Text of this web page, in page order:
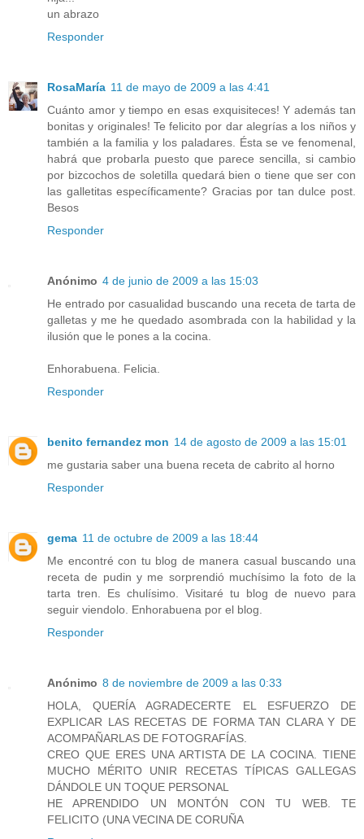
un abrazo
Responder
RosaMaría 11 de mayo de 2009 a las 4:41
Cuánto amor y tiempo en esas exquisiteces! Y además tan
bonitas y originales! Te felicito por dar alegrías a los niños y
también a la familia y los paladares. Ésta se ve fenomenal,
habrá que probarla puesto que parece sencilla, si cambio
por bizcochos de soletilla quedará bien o tiene que ser con
las galletitas específicamente? Gracias por tan dulce post.
Besos
Responder
Anónimo 4 de junio de 2009 a las 15:03
He entrado por casualidad buscando una receta de tarta de
galletas y me he quedado asombrada con la habilidad y la
ilusión que le pones a la cocina.
Enhorabuena. Felicia.
Responder
benito fernandez mon 14 de agosto de 2009 a las 15:01
me gustaria saber una buena receta de cabrito al horno
Responder
gema 11 de octubre de 2009 a las 18:44
Me encontré con tu blog de manera casual buscando una
receta de pudin y me sorprendió muchísimo la foto de la
tarta tren. Es chulísimo. Visitaré tu blog de nuevo para
seguir viendolo. Enhorabuena por el blog.
Responder
Anónimo 8 de noviembre de 2009 a las 0:33
HOLA, QUERÍA AGRADECERTE EL ESFUERZO DE
EXPLICAR LAS RECETAS DE FORMA TAN CLARA Y DE
ACOMPAÑARLAS DE FOTOGRAFÍAS.
CREO QUE ERES UNA ARTISTA DE LA COCINA. TIENE
MUCHO MÉRITO UNIR RECETAS TÍPICAS GALLEGAS
DÁNDOLE UN TOQUE PERSONAL
HE APRENDIDO UN MONTÓN CON TU WEB. TE
FELICITO (UNA VECINA DE CORUÑA